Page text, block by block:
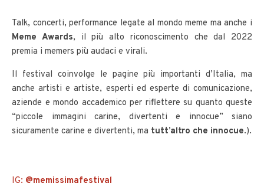
Talk, concerti, performance legate al mondo meme ma anche i
Meme Awards, il più alto riconoscimento che dal 2022
premia i memers più audaci e virali.
Il festival coinvolge le pagine più importanti d’Italia, ma
anche artisti e artiste, esperti ed esperte di comunicazione,
aziende e mondo accademico per riflettere su quanto queste
“piccole immagini carine, divertenti e innocue” siano
sicuramente carine e divertenti, ma tutt’altro che innocue.).
IG: @memissimafestival